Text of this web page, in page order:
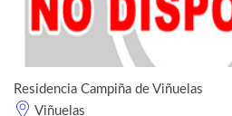
Residencia Campiña de Viñuelas
Viñuelas